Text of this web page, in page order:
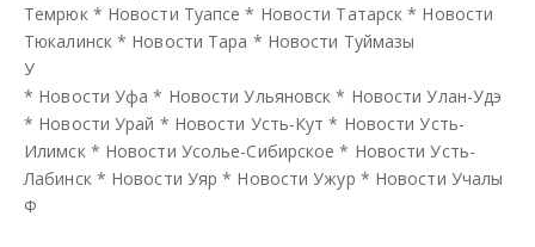
Темрюк * Новости Туапсе * Новости Татарск * Новости
Тюкалинск * Новости Тара * Новости Туймазы
У
* Новости Уфа * Новости Ульяновск * Новости Улан-Удэ
* Новости Урай * Новости Усть-Кут * Новости Усть-
Илимск * Новости Усолье-Сибирское * Новости Усть-
Лабинск * Новости Уяр * Новости Ужур * Новости Учалы
Ф